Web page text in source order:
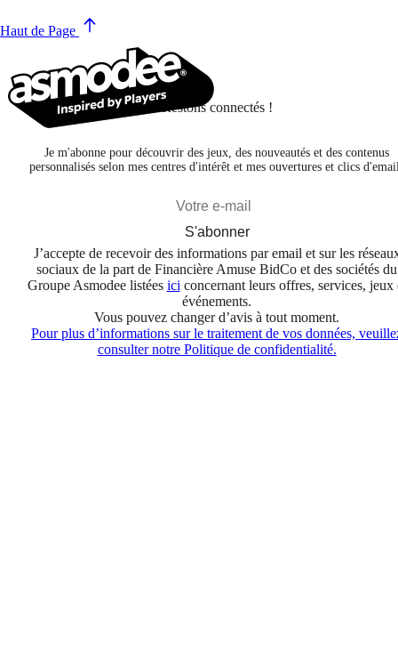
Haut de Page
Restons connectés !
Je m'abonne pour découvrir des jeux, des nouveautés et des contenus
personnalisés selon mes centres d'intérêt et mes ouvertures et clics
S'abonner
J’accepte de recevoir des informations par email et sur les
sociaux de la part de Financière Amuse BidCo et des sociétés du
Groupe Asmodee listées ici concernant leurs offres, services, jeux
événements.
Vous pouvez changer d’avis à tout moment.
Pour plus d’informations sur le traitement de vos données,
consulter notre Politique de confidentialité.